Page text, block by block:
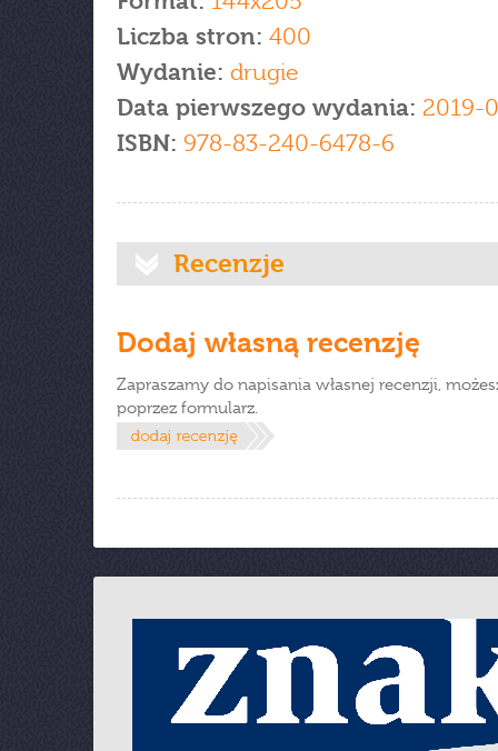
Liczba stron: 400
Wydanie: drugie
Data pierwszego wydania: 2019-
ISBN: 978-83-240-6478-6
Recenzje
Dodaj własną recenzję
Zapraszamy do napisania własnej recenzji,
poprzez formularz.